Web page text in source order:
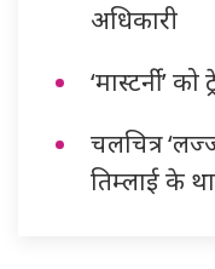
अधिकारी
‘मास्टर्नी’
चलचित्र
तिम्लाई के